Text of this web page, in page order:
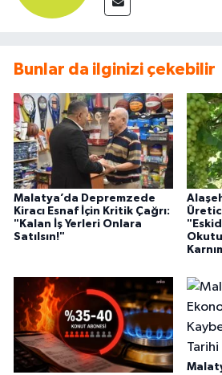
Bunlar da ilginizi çekebilir
Malatya’da Depremzede
Kiracı Esnaf İçin Kritik Çağrı:
"Kalan İş Yerleri Onlara
Satılsın!"